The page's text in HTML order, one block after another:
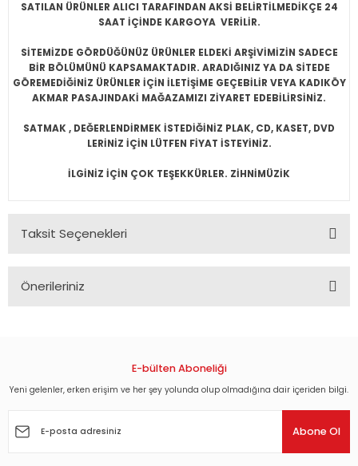
SATILAN ÜRÜNLER ALICI TARAFINDAN AKSİ BELİRTİLMEDİKÇE 24
SAAT İÇİNDE KARGOYA VERİLİR.
SİTEMİZDE GÖRDÜĞÜNÜZ ÜRÜNLER ELDEKİ ARŞİVİMİZİN SADECE
BİR BÖLÜMÜNÜ KAPSAMAKTADIR. ARADIĞINIZ YA DA SİTEDE
GÖREMEDİĞİNİZ ÜRÜNLER İÇİN İLETİŞİME GEÇEBİLİR VEYA KADIKÖY
AKMAR PASAJINDAKİ MAĞAZAMIZI ZİYARET EDEBİLİRSİNİZ.
SATMAK , DEĞERLENDİRMEK İSTEDİĞİNİZ PLAK, CD, KASET, DVD
LERİNİZ İÇİN LÜTFEN FİYAT İSTEYİNİZ.
İLGİNİZ İÇİN ÇOK TEŞEKKÜRLER. ZİHNİMÜZİK
Taksit Seçenekleri
Önerileriniz
Görüş ve önerileriniz için teşekkür ederiz.
Ürün açıklamasında eksik bilgiler bulunuyor.
E-bülten Aboneliği
Yeni gelenler, erken erişim ve her şey yolunda olup olmadığına dair içeriden bilgi.
Abone Ol